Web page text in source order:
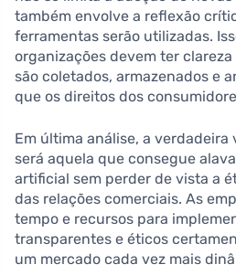
também envolve a reflexão
ferramentas serão utilizadas.
organizações devem ter
são coletados, armazenados e
que os direitos dos
Em última análise, a
será aquela que consegue
artificial sem perder de vista a
das relações comerciais. As
tempo e recursos para
transparentes e éticos
um mercado cada vez mais